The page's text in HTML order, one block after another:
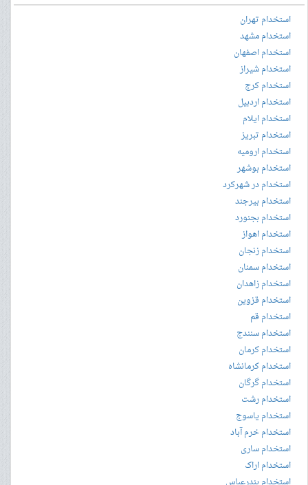
استخدام تهران
استخدام مشهد
استخدام اصفهان
استخدام شیراز
استخدام کرج
استخدام اردبیل
استخدام ایلام
استخدام تبریز
استخدام ارومیه
استخدام بوشهر
استخدام در شهرکرد
استخدام بیرجند
استخدام بجنورد
استخدام اهواز
استخدام زنجان
استخدام سمنان
استخدام زاهدان
استخدام قزوین
استخدام قم
استخدام سنندج
استخدام کرمان
استخدام کرمانشاه
استخدام گرگان
استخدام رشت
استخدام یاسوج
استخدام خرم آباد
استخدام ساری
استخدام اراک